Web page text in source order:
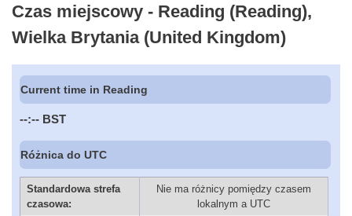
Czas miejscowy - Reading (Reading),
Wielka Brytania (United Kingdom)
Current time in Reading
--:-- BST
Różnica do UTC
Standardowa strefa
czasowa:
Nie ma różnicy pomiędzy czasem
lokalnym a UTC